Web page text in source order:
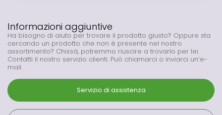
Informazioni aggiuntive
Ha bisogno di aiuto per trovare il prodotto giusto? Oppure sta
cercando un prodotto che non è presente nel nostro
assortimento? Chissà, potremmo riuscire a trovarlo per lei.
Contatti il nostro servizio clienti. Può chiamarci o inviarci un’e-
mail.
Servizio di assistenza